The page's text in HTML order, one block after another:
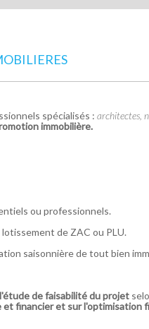
spécialisés : architectes,
immobilière.
ou professionnels.
de ZAC ou PLU.
saisonnière de tout bien
l'étude de faisabilité du projet
et financier et sur l'optimisation